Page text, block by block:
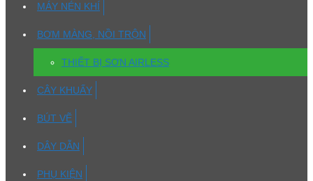
MÁY NÉN KHÍ
BƠM MÀNG, NỒI TRỘN
THIẾT BỊ SƠN AIRLESS
CÂY KHUẤY
BÚT VẼ
DÂY DẪN
PHỤ KIỆN